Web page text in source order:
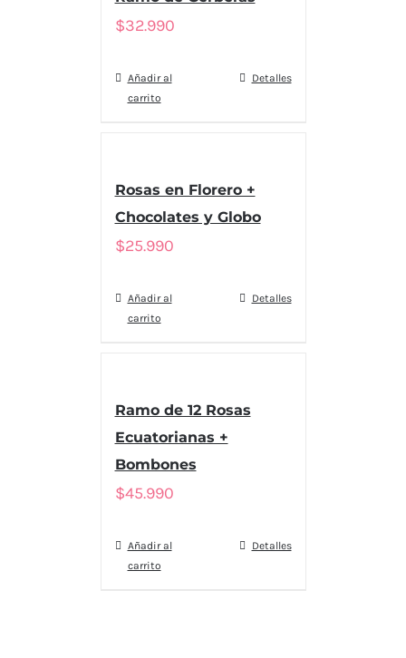
$32.990
Añadir al
carrito
Detalles
Rosas en Florero +
Chocolates y Globo
$25.990
Añadir al
carrito
Detalles
Ramo de 12 Rosas
Ecuatorianas +
Bombones
$45.990
Añadir al
carrito
Detalles